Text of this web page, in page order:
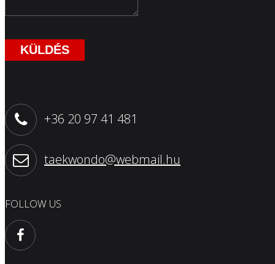
KÜLDÉS
+36 20 97 41 481
taekwondo@webmail.hu
FOLLOW US